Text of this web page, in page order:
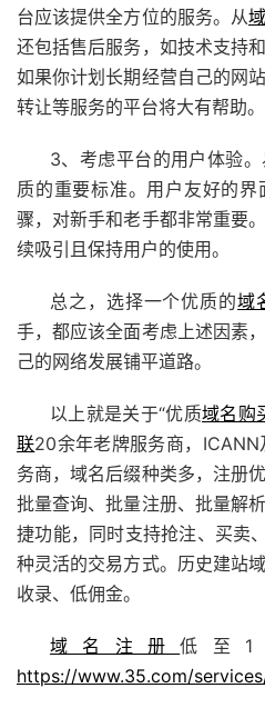
台应该提供全方位的服务。从
还包括售后服务，如技术支持
如果你计划长期经营自己的网
转让等服务的平台将大有帮助。
3、考虑平台的用户体验
质的重要标准。用户友好的
骤，对新手和老手都非常重要
续吸引且保持用户的使用。
总之，选择一个优质的域
手，都应该全面考虑上述因素
己的网络发展铺平道路。
以上就是关于“优质域名购
联20余年老牌服务商，ICANN
务商，域名后缀种类多，注册
批量查询、批量注册、批量解
捷功能，同时支持抢注、买卖、
种灵活的交易方式。历史建站
收录、低佣金。
域名注册低至1
https://www.35.com/